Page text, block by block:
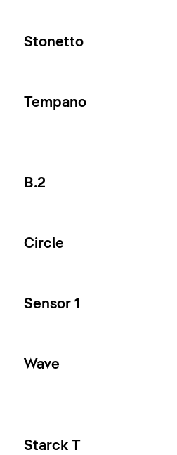
Stonetto
Tempano
B.2
Circle
Sensor 1
Wave
Starck T